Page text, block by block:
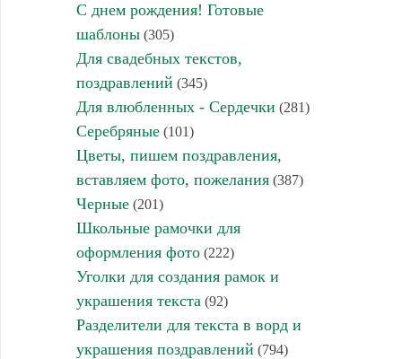
С днем рождения! Готовые
шаблоны(305)
Для свадебных текстов,
поздравлений (345)
Для влюбленных - Сердечки (281)
Серебряные(101)
Цветы, пишем поздравления,
вставляем фото, пожелания(387)
Черные(201)
Школьные рамочки для
оформления фото(222)
Уголки для создания рамок и
украшения текста (92)
Разделители для текста в ворд и
украшения поздравлений (794)